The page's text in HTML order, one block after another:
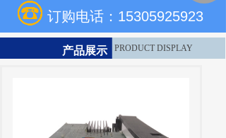
订购电话：15305925923
PRODUCT DISPLAY
产品展示